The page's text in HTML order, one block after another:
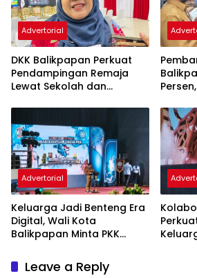
Advertorial
DKK Balikpapan Perkuat
Pendampingan Remaja
Lewat Sekolah dan
Advertorial
Keluarga Jadi Benteng Era
Digital, Wali Kota
Balikpapan Minta PKK
Karakter Generasi Muda
Leave a Reply